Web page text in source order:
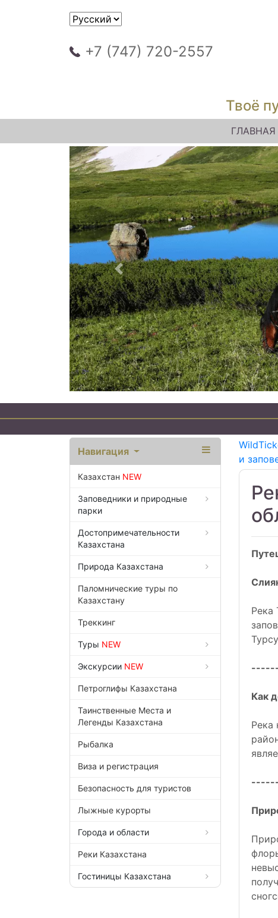
+7 (747) 720-2557
Твоё
ГЛАВНАЯ
Предыдущий
Навигация
Казахстан NEW
Заповедники и природные
парки
Достопримечательности
Казахстана
Природа Казахстана
Паломнические туры по
Казахстану
Треккинг
Туры NEW
Экскурсии NEW
Петроглифы Казахстана
Таинственные Места и
Легенды Казахстана
Рыбалка
Виза и регистрация
Безопасность для туристов
Лыжные курорты
Города и области
Реки Казахстана
Гостиницы Казахстана
и
Река
Как
Река